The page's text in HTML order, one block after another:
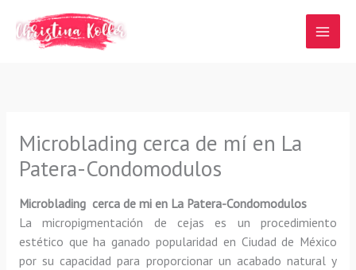
contenido
Microblading cerca de mí en La
Patera-Condomodulos
Microblading cerca de mi en La Patera-Condomodulos
La micropigmentación de cejas es un procedimiento
estético que ha ganado popularidad en Ciudad de México
por su capacidad para proporcionar un acabado natural y